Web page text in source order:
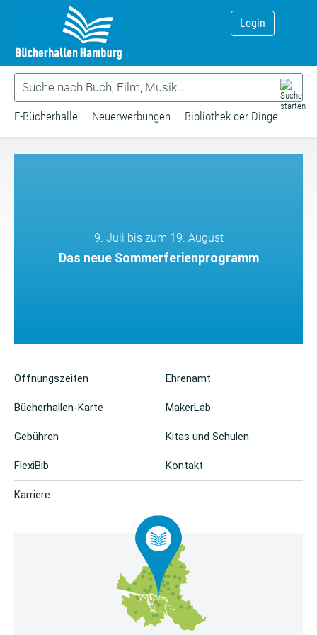
Login
E-Bücherhalle Neuerwerbungen Bibliothek der Dinge
9. Juli bis zum 19. August
Das neue Sommerferienprogramm
Öffnungszeiten
Bücherhallen-Karte
Gebühren
FlexiBib
Karriere
Ehrenamt
MakerLab
Kitas und Schulen
Kontakt